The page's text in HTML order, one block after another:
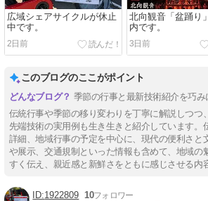
広域シェアサイクルが休止
中です。
2日前
北向観音「盆踊り
内です。
3日前
このブログのここがポイント
季節の行事と最新技術紹介を巧み
伝統行事や季節の移り変わりを丁寧に解説しつつ
先端技術の実用例も生き生きと紹介しています。
詳細、地域行事の予定を中心に、現代の便利さと
や展示、交通規制といった情報も含めて、地域の
すく伝え、親近感と新鮮さをともに感じさせる内
1922809 10